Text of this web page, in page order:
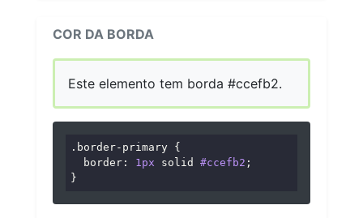
COR DA BORDA
Este elemento tem borda #ccefb2.
.border-primary {
border : 1px solid #ccefb2 ;
}